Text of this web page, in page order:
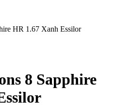
HR 1.67 Xanh Essilor
8 Sapphire